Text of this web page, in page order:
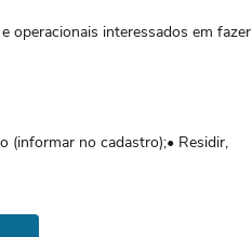
operacionais interessados em fazer
(informar no cadastro);• Residir,